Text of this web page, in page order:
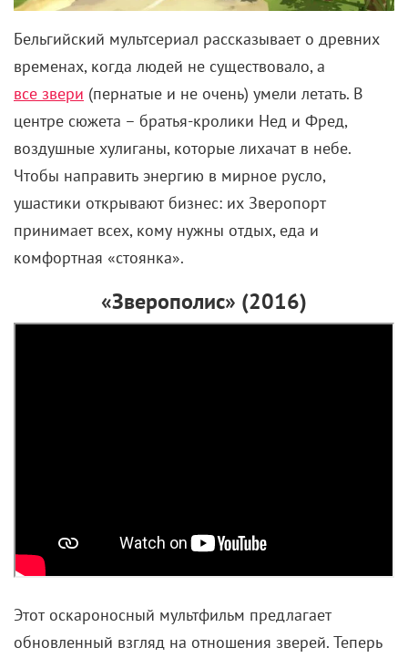
Бельгийский мультсериал рассказывает о древних
временах, когда людей не существовало, а
все звери (пернатые и не очень) умели летать. В
центре сюжета – братья-кролики Нед и Фред,
воздушные хулиганы, которые лихачат в небе.
Чтобы направить энергию в мирное русло,
ушастики открывают бизнес: их Зверопорт
принимает всех, кому нужны отдых, еда и
комфортная «стоянка».
«Зверополис» (2016)
Этот оскароносный мультфильм предлагает
обновленный взгляд на отношения зверей. Теперь